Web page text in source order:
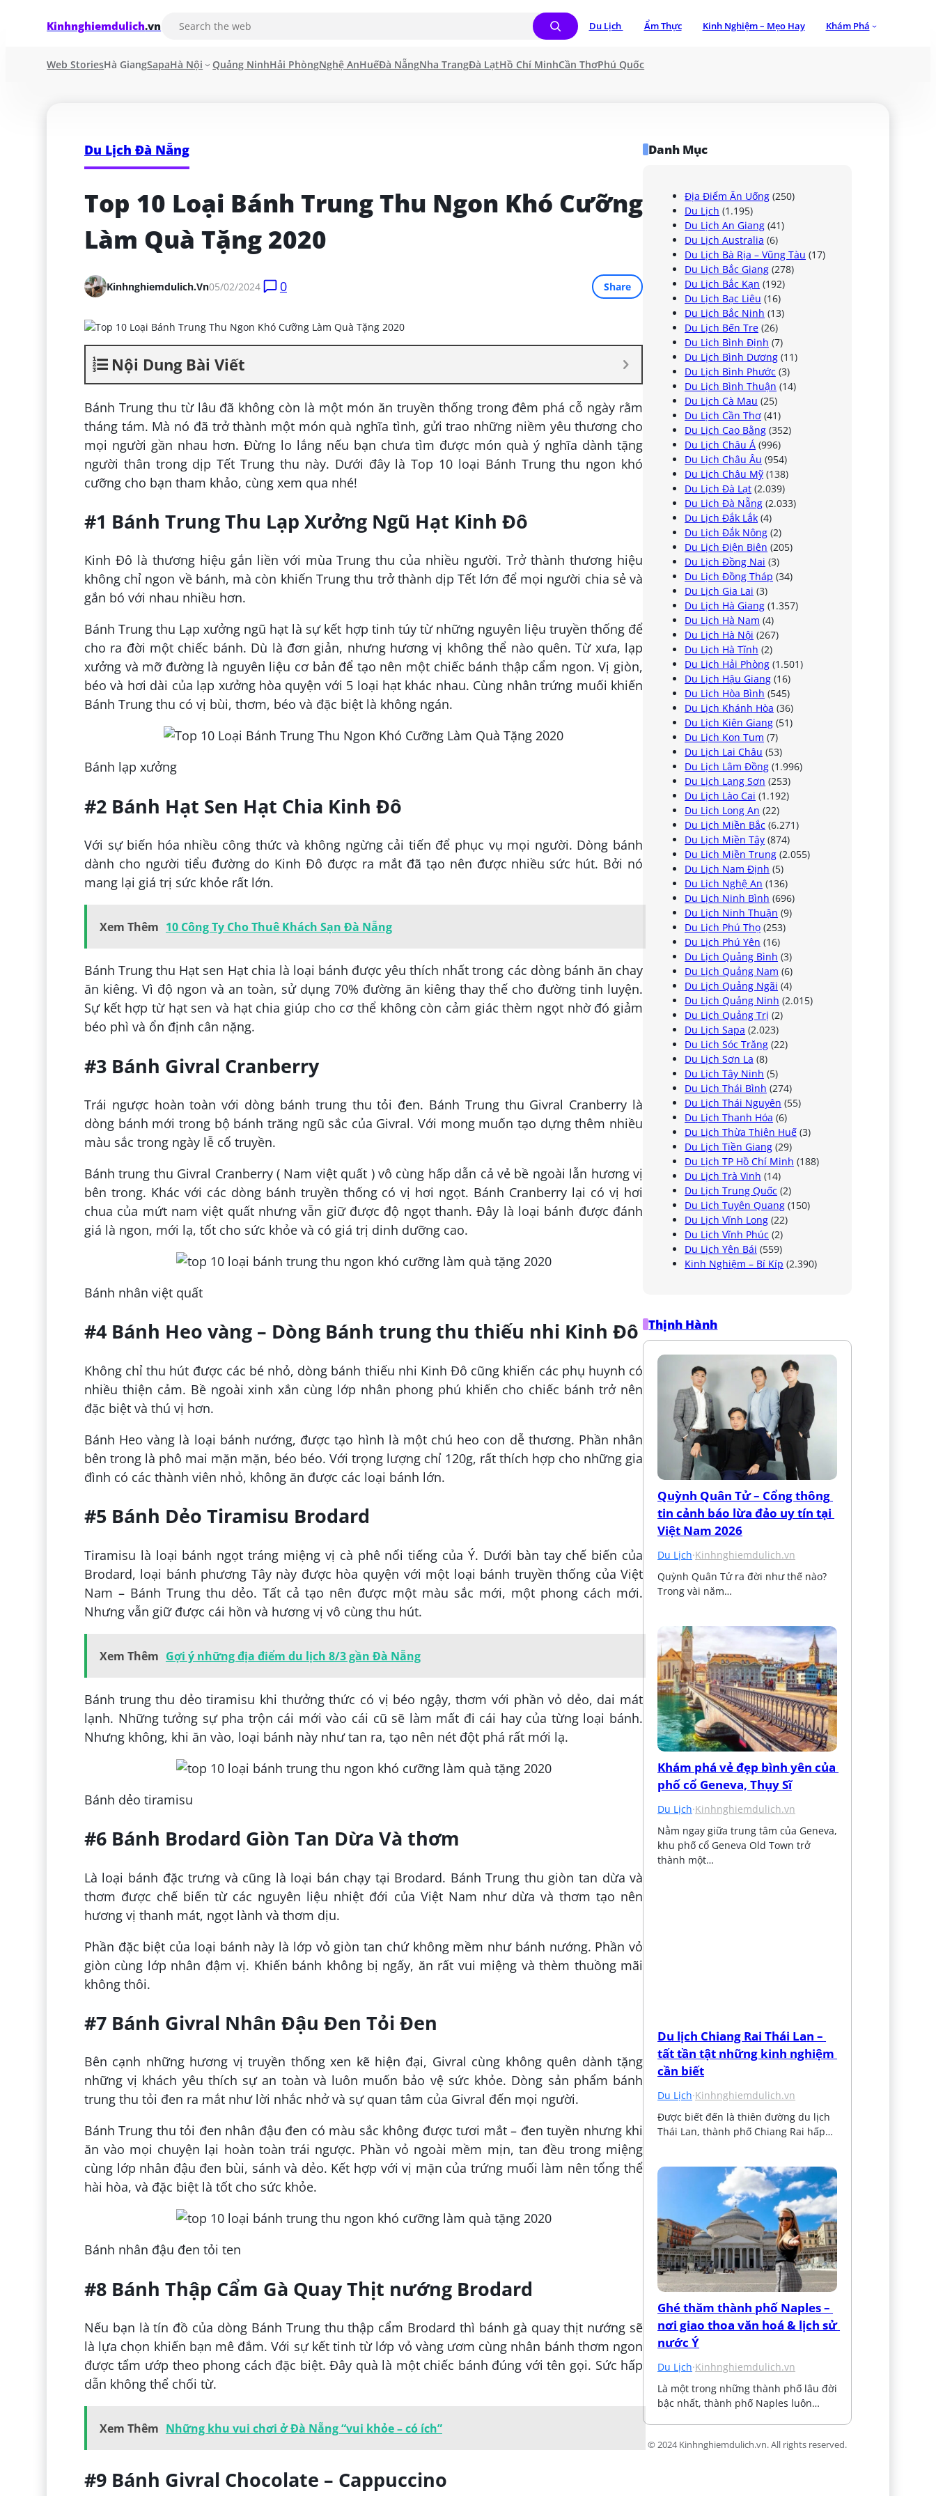
Kinhnghiemdulich.vn Du Lịch Ẩm Thực Kinh Nghiệm – Mẹo Hay Khám Phá
Web StoriesHà GiangSapaHà Nội Quảng NinhHải PhòngNghệ AnHuếĐà NẵngNha TrangĐà LạtHồ Chí MinhCần ThơPhú Quốc
Du Lịch Đà Nẵng
Top 10 Loại Bánh Trung Thu Ngon Khó Cưỡng
Làm Quà Tặng 2020
Kinhnghiemdulich.vn05/02/2024 0 Share
Nội Dung Bài Viết
Bánh Trung thu từ lâu đã không còn là một món ăn truyền thống trong đêm phá cỗ ngày rằm
tháng tám. Mà nó đã trở thành một món quà nghĩa tình, gửi trao những niềm yêu thương cho
mọi người gần nhau hơn. Đừng lo lắng nếu bạn chưa tìm được món quà ý nghĩa dành tặng
người thân trong dịp Tết Trung thu này. Dưới đây là Top 10 loại Bánh Trung thu ngon khó
cưỡng cho bạn tham khảo, cùng xem qua nhé!
#1 Bánh Trung Thu Lạp Xưởng Ngũ Hạt Kinh Đô
Kinh Đô là thương hiệu gắn liền với mùa Trung thu của nhiều người. Trở thành thương hiệu
không chỉ ngon về bánh, mà còn khiến Trung thu trở thành dịp Tết lớn để mọi người chia sẻ và
gắn bó với nhau nhiều hơn.
Bánh Trung thu Lạp xưởng ngũ hạt là sự kết hợp tinh túy từ những nguyên liệu truyền thống để
cho ra đời một chiếc bánh. Dù là đơn giản, nhưng hương vị không thể nào quên. Từ xưa, lạp
xưởng và mỡ đường là nguyên liệu cơ bản để tạo nên một chiếc bánh thập cẩm ngon. Vị giòn,
béo và hơi dài của lạp xưởng hòa quyện với 5 loại hạt khác nhau. Cùng nhân trứng muối khiến
Bánh Trung thu có vị bùi, thơm, béo và đặc biệt là không ngán.
Bánh lạp xưởng
#2 Bánh Hạt Sen Hạt Chia Kinh Đô
Với sự biến hóa nhiều công thức và không ngừng cải tiến để phục vụ mọi người. Dòng bánh
dành cho người tiểu đường do Kinh Đô được ra mắt đã tạo nên được nhiều sức hút. Bởi nó
mang lại giá trị sức khỏe rất lớn.
Xem Thêm 10 Công Ty Cho Thuê Khách Sạn Đà Nẵng
Bánh Trung thu Hạt sen Hạt chia là loại bánh được yêu thích nhất trong các dòng bánh ăn chay
ăn kiêng. Vì độ ngon và an toàn, sử dụng 70% đường ăn kiêng thay thế cho đường tinh luyện.
Sự kết hợp từ hạt sen và hạt chia giúp cho cơ thể không còn cảm giác thèm ngọt nhờ đó giảm
béo phì và ổn định cân nặng.
#3 Bánh Givral Cranberry
Trái ngược hoàn toàn với dòng bánh trung thu tỏi đen. Bánh Trung thu Givral Cranberry là
dòng bánh mới trong bộ bánh trăng ngũ sắc của Givral. Với mong muốn tạo dựng thêm nhiều
màu sắc trong ngày lễ cổ truyền.
Bánh trung thu Givral Cranberry ( Nam việt quất ) vô cùng hấp dẫn cả vẻ bề ngoài lẫn hương vị
bên trong. Khác với các dòng bánh truyền thống có vị hơi ngọt. Bánh Cranberry lại có vị hơi
chua của mứt nam việt quất nhưng vẫn giữ được độ ngọt thanh. Đây là loại bánh được đánh
giá là ngon, mới lạ, tốt cho sức khỏe và có giá trị dinh dưỡng cao.
Bánh nhân việt quất
#4 Bánh Heo vàng – Dòng Bánh trung thu thiếu nhi Kinh Đô
Không chỉ thu hút được các bé nhỏ, dòng bánh thiếu nhi Kinh Đô cũng khiến các phụ huynh có
nhiều thiện cảm. Bề ngoài xinh xắn cùng lớp nhân phong phú khiến cho chiếc bánh trở nên
đặc biệt và thú vị hơn.
Bánh Heo vàng là loại bánh nướng, được tạo hình là một chú heo con dễ thương. Phần nhân
bên trong là phô mai mặn mặn, béo béo. Với trọng lượng chỉ 120g, rất thích hợp cho những gia
đình có các thành viên nhỏ, không ăn được các loại bánh lớn.
#5 Bánh Dẻo Tiramisu Brodard
Tiramisu là loại bánh ngọt tráng miệng vị cà phê nổi tiếng của Ý. Dưới bàn tay chế biến của
Brodard, loại bánh phương Tây này được hòa quyện với một loại bánh truyền thống của Việt
Nam – Bánh Trung thu dẻo. Tất cả tạo nên được một màu sắc mới, một phong cách mới.
Nhưng vẫn giữ được cái hồn và hương vị vô cùng thu hút.
Xem Thêm Gợi ý những địa điểm du lịch 8/3 gần Đà Nẵng
Bánh trung thu dẻo tiramisu khi thưởng thức có vị béo ngậy, thơm với phần vỏ dẻo, dai mát
lạnh. Những tưởng sự pha trộn cái mới vào cái cũ sẽ làm mất đi cái hay của từng loại bánh.
Nhưng không, khi ăn vào, loại bánh này như tan ra, tạo nên nét đột phá rất mới lạ.
Bánh dẻo tiramisu
#6 Bánh Brodard Giòn Tan Dừa Và thơm
Là loại bánh đặc trưng và cũng là loại bán chạy tại Brodard. Bánh Trung thu giòn tan dừa và
thơm được chế biến từ các nguyên liệu nhiệt đới của Việt Nam như dừa và thơm tạo nên
hương vị thanh mát, ngọt lành và thơm dịu.
Phần đặc biệt của loại bánh này là lớp vỏ giòn tan chứ không mềm như bánh nướng. Phần vỏ
giòn cùng lớp nhân đậm vị. Khiến bánh không bị ngấy, ăn rất vui miệng và thèm thuồng mãi
không thôi.
#7 Bánh Givral Nhân Đậu Đen Tỏi Đen
Bên cạnh những hương vị truyền thống xen kẽ hiện đại, Givral cùng không quên dành tặng
những vị khách yêu thích sự an toàn và luôn muốn bảo vệ sức khỏe. Dòng sản phẩm bánh
trung thu tỏi đen ra mắt như lời nhắc nhở và sự quan tâm của Givral đến mọi người.
Bánh Trung thu tỏi đen nhân đậu đen có màu sắc không được tươi mắt – đen tuyền nhưng khi
ăn vào mọi chuyện lại hoàn toàn trái ngược. Phần vỏ ngoài mềm mịn, tan đều trong miệng
cùng lớp nhân đậu đen bùi, sánh và dẻo. Kết hợp với vị mặn của trứng muối làm nên tổng thể
hài hòa, và đặc biệt là tốt cho sức khỏe.
Bánh nhân đậu đen tỏi ten
#8 Bánh Thập Cẩm Gà Quay Thịt nướng Brodard
Nếu bạn là tín đồ của dòng Bánh Trung thu thập cẩm Brodard thì bánh gà quay thịt nướng sẽ
là lựa chọn khiến bạn mê đắm. Với sự kết tinh từ lớp vỏ vàng ươm cùng nhân bánh thơm ngon
được tẩm ướp theo phong cách đặc biệt. Đây quà là một chiếc bánh đúng với tên gọi. Sức hấp
dẫn không thể chối từ.
Xem Thêm Những khu vui chơi ở Đà Nẵng “vui khỏe – có ích”
#9 Bánh Givral Chocolate – Cappuccino
Danh Mục
Địa Điểm Ăn Uống (250)
Du Lịch (1.195)
Du Lịch An Giang (41)
Du Lịch Australia (6)
Du Lịch Bà Rịa – Vũng Tàu (17)
Du Lịch Bắc Giang (278)
Du Lịch Bắc Kạn (192)
Du Lịch Bạc Liêu (16)
Du Lịch Bắc Ninh (13)
Du Lịch Bến Tre (26)
Du Lịch Bình Định (7)
Du Lịch Bình Dương (11)
Du Lịch Bình Phước (3)
Du Lịch Bình Thuận (14)
Du Lịch Cà Mau (25)
Du Lịch Cần Thơ (41)
Du Lịch Cao Bằng (352)
Du Lịch Châu Á (996)
Du Lịch Châu Âu (954)
Du Lịch Châu Mỹ (138)
Du Lịch Đà Lạt (2.039)
Du Lịch Đà Nẵng (2.033)
Du Lịch Đắk Lắk (4)
Du Lịch Đắk Nông (2)
Du Lịch Điện Biên (205)
Du Lịch Đồng Nai (3)
Du Lịch Đồng Tháp (34)
Du Lịch Gia Lai (3)
Du Lịch Hà Giang (1.357)
Du Lịch Hà Nam (4)
Du Lịch Hà Nội (267)
Du Lịch Hà Tĩnh (2)
Du Lịch Hải Phòng (1.501)
Du Lịch Hậu Giang (16)
Du Lịch Hòa Bình (545)
Du Lịch Khánh Hòa (36)
Du Lịch Kiên Giang (51)
Du Lịch Kon Tum (7)
Du Lịch Lai Châu (53)
Du Lịch Lâm Đồng (1.996)
Du Lịch Lạng Sơn (253)
Du Lịch Lào Cai (1.192)
Du Lịch Long An (22)
Du Lịch Miền Bắc (6.271)
Du Lịch Miền Tây (874)
Du Lịch Miền Trung (2.055)
Du Lịch Nam Định (5)
Du Lịch Nghệ An (136)
Du Lịch Ninh Bình (696)
Du Lịch Ninh Thuận (9)
Du Lịch Phú Thọ (253)
Du Lịch Phú Yên (16)
Du Lịch Quảng Bình (3)
Du Lịch Quảng Nam (6)
Du Lịch Quảng Ngãi (4)
Du Lịch Quảng Ninh (2.015)
Du Lịch Quảng Trị (2)
Du Lịch Sapa (2.023)
Du Lịch Sóc Trăng (22)
Du Lịch Sơn La (8)
Du Lịch Tây Ninh (5)
Du Lịch Thái Bình (274)
Du Lịch Thái Nguyên (55)
Du Lịch Thanh Hóa (6)
Du Lịch Thừa Thiên Huế (3)
Du Lịch Tiền Giang (29)
Du Lịch TP Hồ Chí Minh (188)
Du Lịch Trà Vinh (14)
Du Lịch Trung Quốc (2)
Du Lịch Tuyên Quang (150)
Du Lịch Vĩnh Long (22)
Du Lịch Vĩnh Phúc (2)
Du Lịch Yên Bái (559)
Kinh Nghiệm – Bí Kíp (2.390)
Thịnh Hành
Quỳnh Quân Tử – Cổng thông
tin cảnh báo lừa đảo uy tín tại
Việt Nam 2026
Du Lịch·Kinhnghiemdulich.vn
Quỳnh Quân Tử ra đời như thế nào?
Trong vài năm…
Khám phá vẻ đẹp bình yên của
phố cổ Geneva, Thụy Sĩ
Du Lịch·Kinhnghiemdulich.vn
Nằm ngay giữa trung tâm của Geneva,
khu phố cổ Geneva Old Town trở
thành một…
Du lịch Chiang Rai Thái Lan –
tất tần tật những kinh nghiệm
cần biết
Du Lịch·Kinhnghiemdulich.vn
Được biết đến là thiên đường du lịch
Thái Lan, thành phố Chiang Rai hấp…
Ghé thăm thành phố Naples –
nơi giao thoa văn hoá & lịch sử
nước Ý
Du Lịch·Kinhnghiemdulich.vn
Là một trong những thành phố lâu đời
bậc nhất, thành phố Naples luôn…
© 2024 Kinhnghiemdulich.vn. All rights reserved.